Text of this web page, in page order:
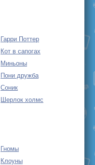
Гарри Поттер
Кот в сапогах
Миньоны
Пони дружба
Соник
Шерлок холмс
Гномы
Клоуны